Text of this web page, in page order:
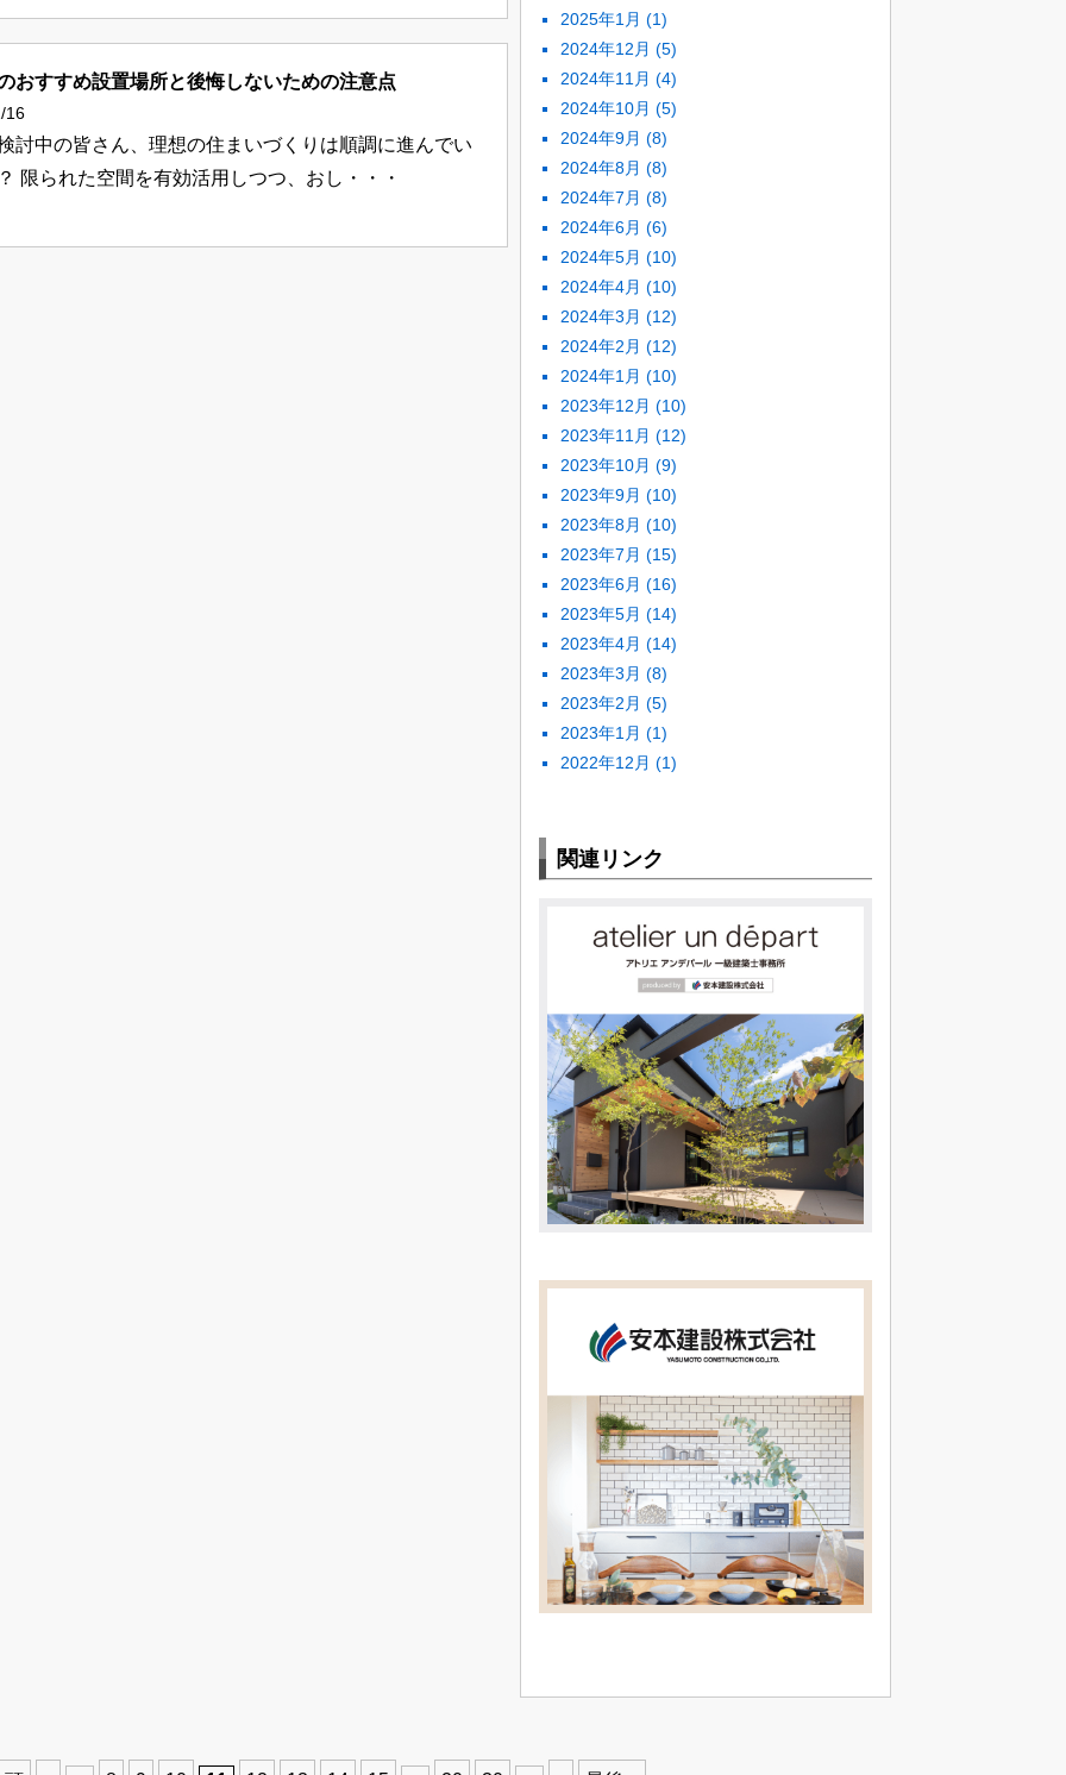
おすすめ設置場所と後悔しないための注意点
16
討中の皆さん、理想の住まいづくりは順調に進んでい
限られた空間を有効活用しつつ、おし・・・
2025年1月 (1)
2024年12月 (5)
2024年11月 (4)
2024年10月 (5)
2024年9月 (8)
2024年8月 (8)
2024年7月 (8)
2024年6月 (6)
2024年5月 (10)
2024年4月 (10)
2024年3月 (12)
2024年2月 (12)
2024年1月 (10)
2023年12月 (10)
2023年11月 (12)
2023年10月 (9)
2023年9月 (10)
2023年8月 (10)
2023年7月 (15)
2023年6月 (16)
2023年5月 (14)
2023年4月 (14)
2023年3月 (8)
2023年2月 (5)
2023年1月 (1)
2022年12月 (1)
関連リンク